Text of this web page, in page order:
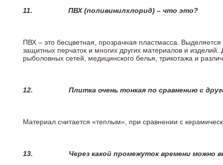
11. ПВХ (поливинилхлорид) – что это?
ПВХ – это бесцветная, прозрачная пластмасса.
защитных перчаток и многих других материалов и
рыболовных сетей, медицинского белья, трикотажа и
12. Плитка очень тонкая по сравнению с
Материал считается «теплым», при сравнении с
13. Через какой промежуток времени можно